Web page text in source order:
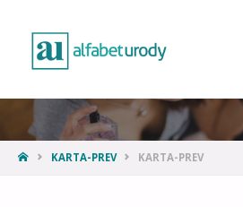
KARTA-PREV KARTA-PREV